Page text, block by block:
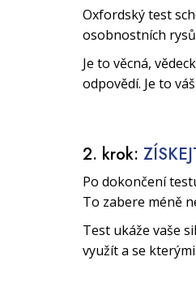
Oxfordský test
osobnostních
Je to věcná,
odpovědí. Je to
2. krok:
Po dokončení
To zabere méně
Test ukáže vaše
využít a se